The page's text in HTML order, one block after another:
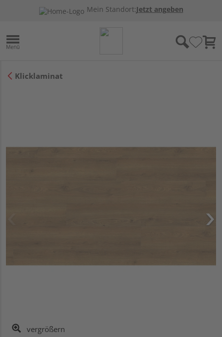
Mein Standort:Jetzt angeben
Klicklaminat
vergrößern